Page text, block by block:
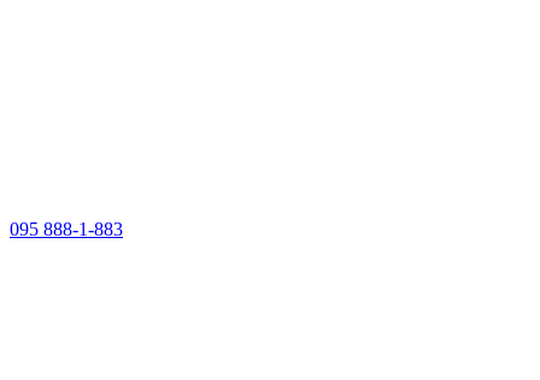
095 888-1-883